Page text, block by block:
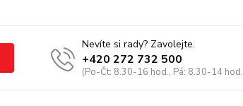
Nevíte si rady? Zavolejte.
+420 272 732 500
(Po-Čt: 8.30-16 hod., Pá: 8.30-14 hod.